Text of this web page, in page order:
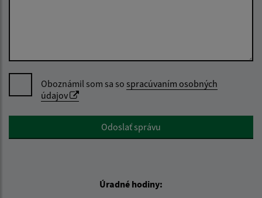
Oboznámil som sa so spracúvaním osobných
údajov
Google reCaptcha ResponseOdoslať správu
Úradné hodiny: